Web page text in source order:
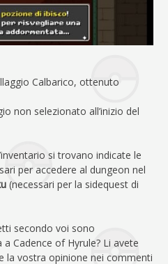
Calbarico, ottenuto
non selezionato all’inizio del
si trovano indicate le
per accedere al dungeon nel
(necessari per la sidequest di
secondo voi sono
Cadence of Hyrule? Li avete
la vostra opinione nei commenti